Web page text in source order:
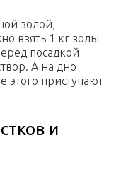
золой,
взять 1 кг золы
посадкой
А на дно
этого приступают
и